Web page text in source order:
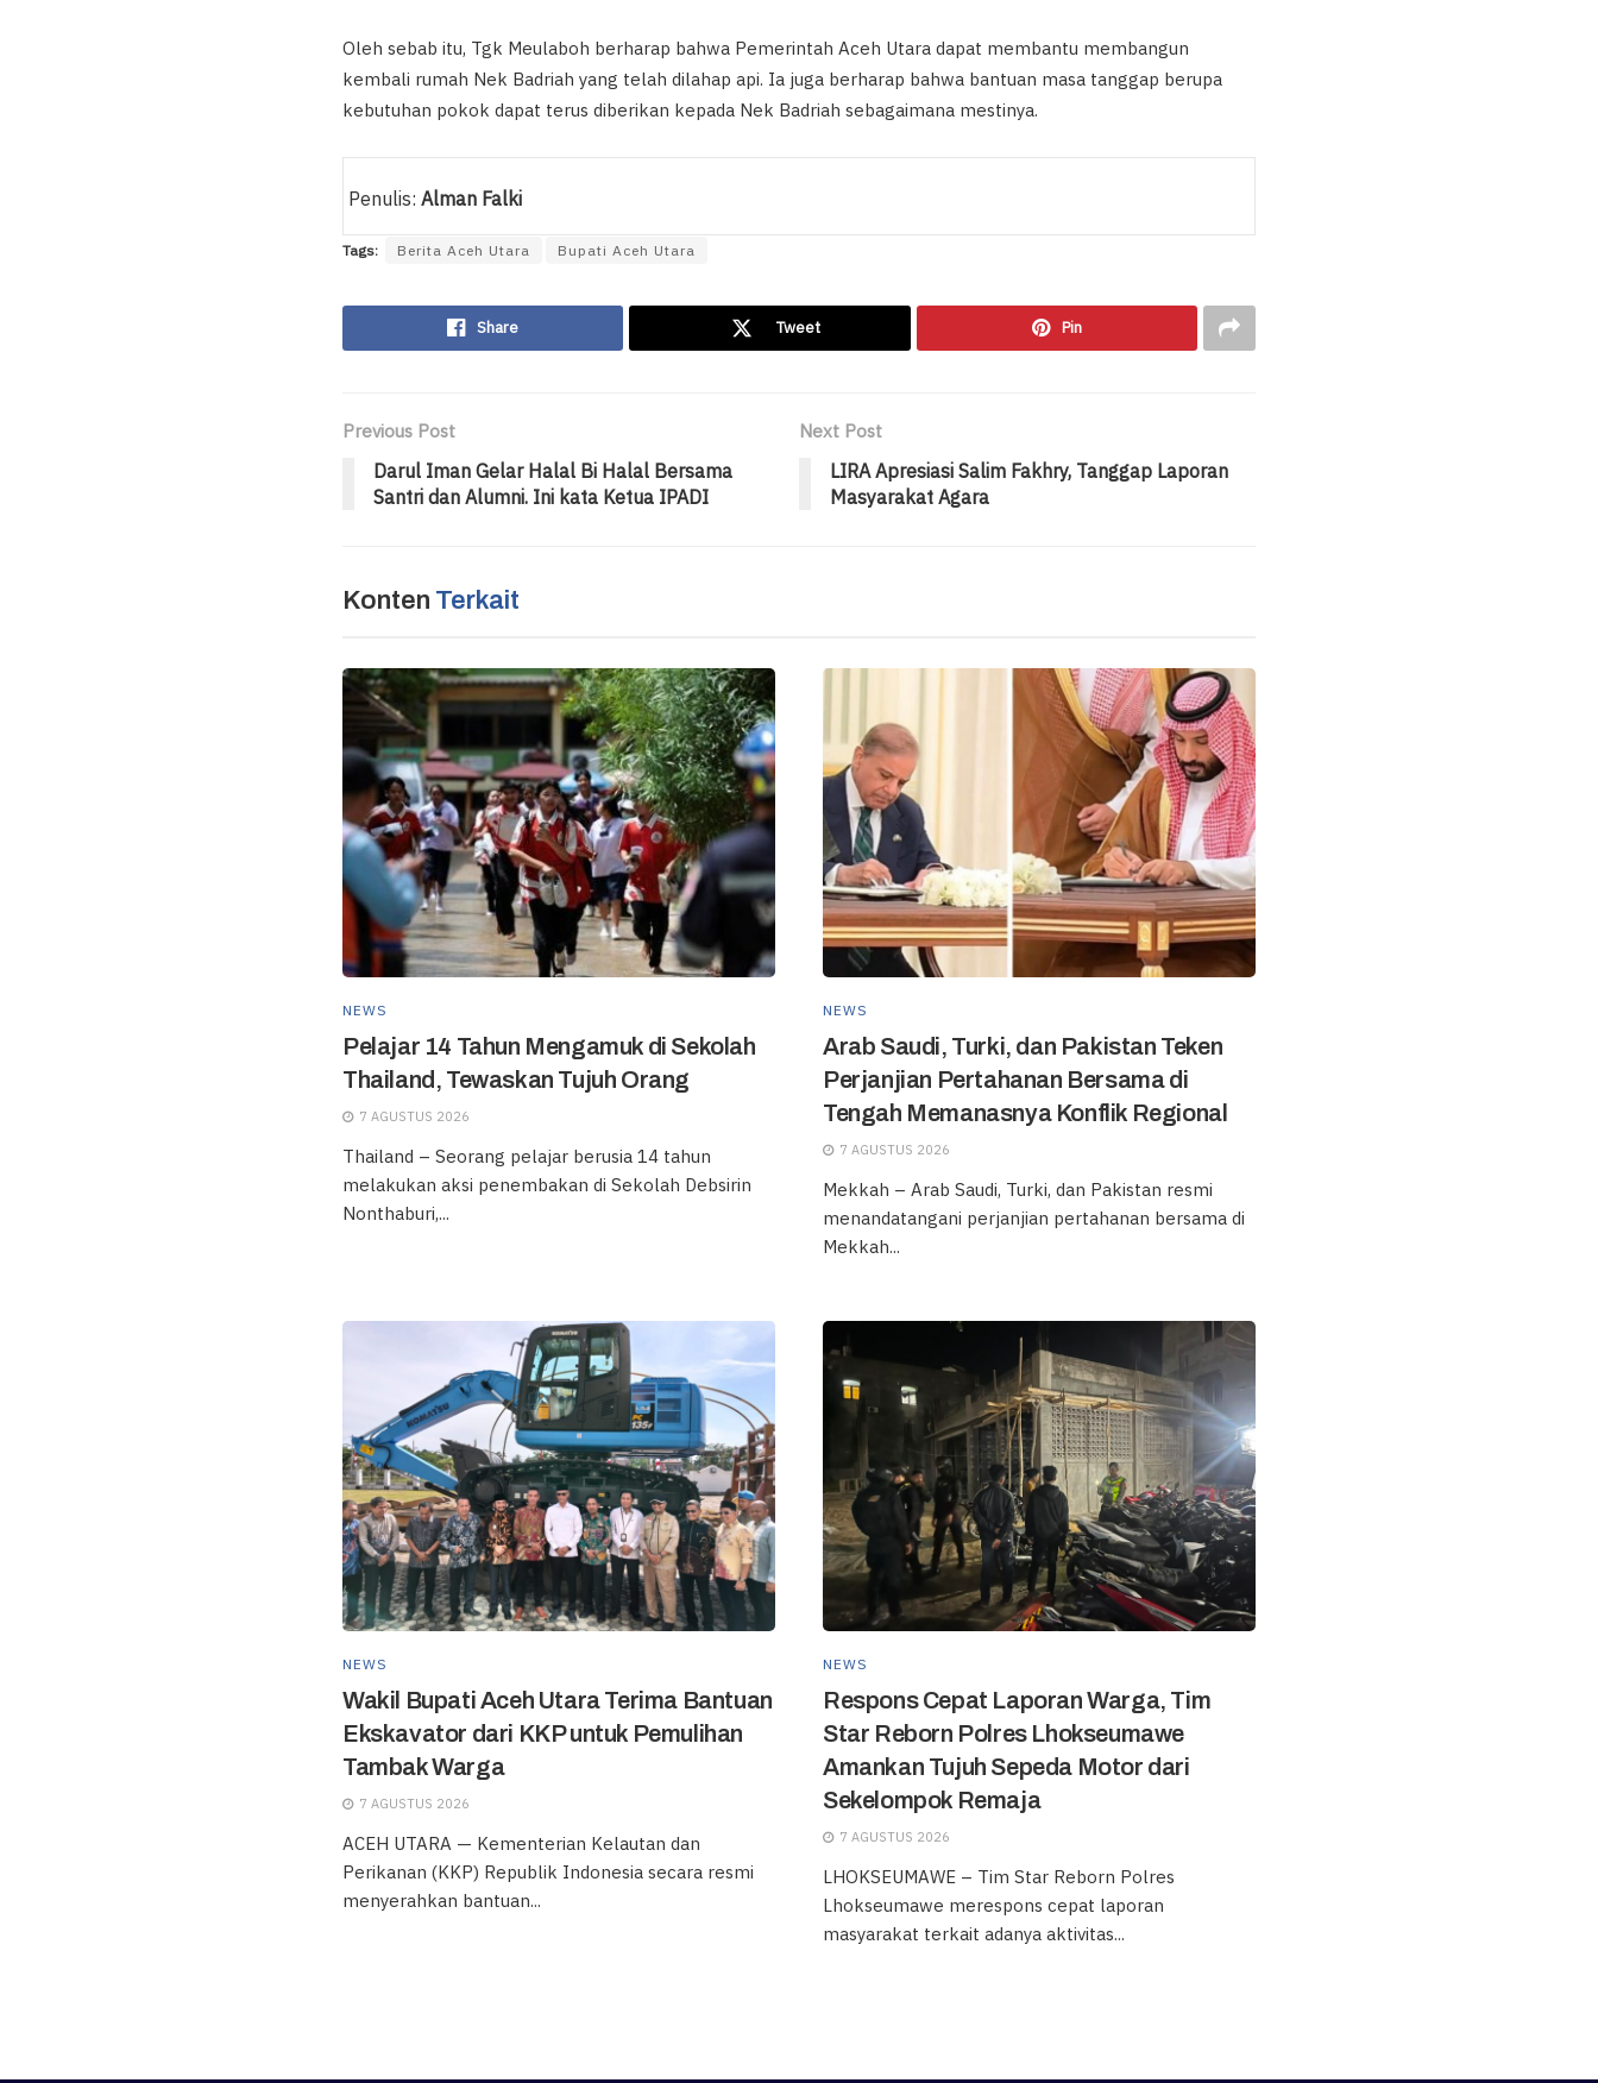
Oleh sebab itu, Tgk Meulaboh berharap bahwa Pemerintah Aceh Utara dapat membantu membangun
kembali rumah Nek Badriah yang telah dilahap api. Ia juga berharap bahwa bantuan masa tanggap berupa
kebutuhan pokok dapat terus diberikan kepada Nek Badriah sebagaimana mestinya.
Penulis: Alman Falki
Tags: Berita Aceh Utara Bupati Aceh Utara
Share Tweet Pin
Previous Post
Darul Iman Gelar Halal Bi Halal Bersama
Santri dan Alumni. Ini kata Ketua IPADI
Next Post
LIRA Apresiasi Salim Fakhry, Tanggap Laporan
Masyarakat Agara
Konten Terkait
NEWS
Pelajar 14 Tahun Mengamuk di Sekolah
Thailand, Tewaskan Tujuh Orang
7 AGUSTUS 2026
Thailand – Seorang pelajar berusia 14 tahun
melakukan aksi penembakan di Sekolah Debsirin
Nonthaburi,...
NEWS
Arab Saudi, Turki, dan Pakistan Teken
Perjanjian Pertahanan Bersama di
Tengah Memanasnya Konflik Regional
7 AGUSTUS 2026
Mekkah – Arab Saudi, Turki, dan Pakistan resmi
menandatangani perjanjian pertahanan bersama di
Mekkah...
NEWS
Wakil Bupati Aceh Utara Terima Bantuan
Ekskavator dari KKP untuk Pemulihan
Tambak Warga
7 AGUSTUS 2026
ACEH UTARA — Kementerian Kelautan dan
Perikanan (KKP) Republik Indonesia secara resmi
menyerahkan bantuan...
NEWS
Respons Cepat Laporan Warga, Tim
Star Reborn Polres Lhokseumawe
Amankan Tujuh Sepeda Motor dari
Sekelompok Remaja
7 AGUSTUS 2026
LHOKSEUMAWE – Tim Star Reborn Polres
Lhokseumawe merespons cepat laporan
masyarakat terkait adanya aktivitas...